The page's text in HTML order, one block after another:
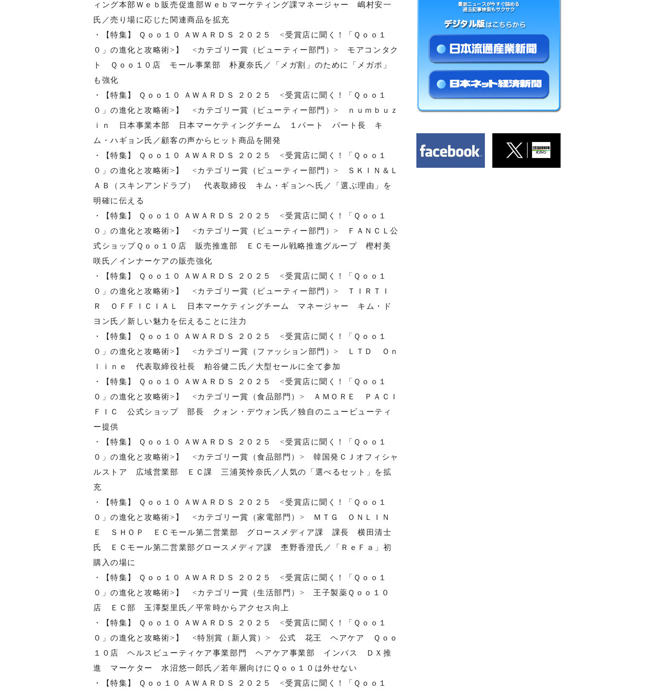
ィング本部Ｗｅｂ販売促進部Ｗｅｂマーケティング課マネージャー 嶋村安一
氏／売り場に応じた関連商品を拡充
・【特集】 Ｑｏｏ１０ ＡＷＡＲＤＳ ２０２５ <受賞店に聞く！「Ｑｏｏ１
０」の進化と攻略術>】 <カテゴリー賞（ビューティー部門）> モアコンタク
ト Ｑｏｏ１０店 モール事業部 朴夏奈氏／「メガ割」のために「メガポ」
も強化
・【特集】 Ｑｏｏ１０ ＡＷＡＲＤＳ ２０２５ <受賞店に聞く！「Ｑｏｏ１
０」の進化と攻略術>】 <カテゴリー賞（ビューティー部門）> ｎｕｍｂｕｚ
ｉｎ 日本事業本部 日本マーケティングチーム １パート パート長 キ
ム・ハギョン氏／顧客の声からヒット商品を開発
・【特集】 Ｑｏｏ１０ ＡＷＡＲＤＳ ２０２５ <受賞店に聞く！「Ｑｏｏ１
０」の進化と攻略術>】 <カテゴリー賞（ビューティー部門）> ＳＫＩＮ＆Ｌ
ＡＢ（スキンアンドラブ） 代表取締役 キム・ギョンヘ氏／「選ぶ理由」を
明確に伝える
・【特集】 Ｑｏｏ１０ ＡＷＡＲＤＳ ２０２５ <受賞店に聞く！「Ｑｏｏ１
０」の進化と攻略術>】 <カテゴリー賞（ビューティー部門）> ＦＡＮＣＬ公
式ショップＱｏｏ１０店 販売推進部 ＥＣモール戦略推進グループ 樫村美
咲氏／インナーケアの販売強化
・【特集】 Ｑｏｏ１０ ＡＷＡＲＤＳ ２０２５ <受賞店に聞く！「Ｑｏｏ１
０」の進化と攻略術>】 <カテゴリー賞（ビューティー部門）> ＴＩＲＴＩ
Ｒ ＯＦＦＩＣＩＡＬ 日本マーケティングチーム マネージャー キム・ド
ヨン氏／新しい魅力を伝えることに注力
・【特集】 Ｑｏｏ１０ ＡＷＡＲＤＳ ２０２５ <受賞店に聞く！「Ｑｏｏ１
０」の進化と攻略術>】 <カテゴリー賞（ファッション部門）> ＬＴＤ Ｏｎ
ｌｉｎｅ 代表取締役社長 粕谷健二氏／大型セールに全て参加
・【特集】 Ｑｏｏ１０ ＡＷＡＲＤＳ ２０２５ <受賞店に聞く！「Ｑｏｏ１
０」の進化と攻略術>】 <カテゴリー賞（食品部門）> ＡＭＯＲＥ ＰＡＣＩ
ＦＩＣ 公式ショップ 部長 クォン・デウォン氏／独自のニュービューティ
ー提供
・【特集】 Ｑｏｏ１０ ＡＷＡＲＤＳ ２０２５ <受賞店に聞く！「Ｑｏｏ１
０」の進化と攻略術>】 <カテゴリー賞（食品部門）> 韓国発ＣＪオフィシャ
ルストア 広域営業部 ＥＣ課 三浦英怜奈氏／人気の「選べるセット」を拡
充
・【特集】 Ｑｏｏ１０ ＡＷＡＲＤＳ ２０２５ <受賞店に聞く！「Ｑｏｏ１
０」の進化と攻略術>】 <カテゴリー賞（家電部門）> ＭＴＧ ＯＮＬＩＮ
Ｅ ＳＨＯＰ ＥＣモール第二営業部 グロースメディア課 課長 横田清士
氏 ＥＣモール第二営業部グロースメディア課 杢野香澄氏／「ＲｅＦａ」初
購入の場に
・【特集】 Ｑｏｏ１０ ＡＷＡＲＤＳ ２０２５ <受賞店に聞く！「Ｑｏｏ１
０」の進化と攻略術>】 <カテゴリー賞（生活部門）> 王子製薬Ｑｏｏ１０
店 ＥＣ部 玉澤梨里氏／平常時からアクセス向上
・【特集】 Ｑｏｏ１０ ＡＷＡＲＤＳ ２０２５ <受賞店に聞く！「Ｑｏｏ１
０」の進化と攻略術>】 <特別賞（新人賞）> 公式 花王 ヘアケア Ｑｏｏ
１０店 ヘルスビューティケア事業部門 ヘアケア事業部 インバス ＤＸ推
進 マーケター 水沼悠一郎氏／若年層向けにＱｏｏ１０は外せない
・【特集】 Ｑｏｏ１０ ＡＷＡＲＤＳ ２０２５ <受賞店に聞く！「Ｑｏｏ１